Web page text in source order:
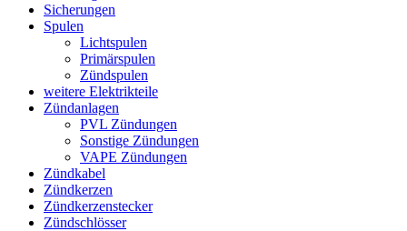
Sicherungen
Spulen
Lichtspulen
Primärspulen
Zündspulen
weitere Elektrikteile
Zündanlagen
PVL Zündungen
Sonstige Zündungen
VAPE Zündungen
Zündkabel
Zündkerzen
Zündkerzenstecker
Zündschlösser